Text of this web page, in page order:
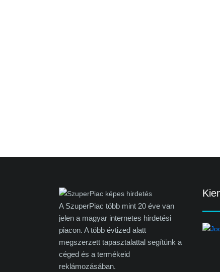
A SzuperPiac több mint 20 éve van
jelen a magyar internetes hirdetési
piacon. A több évtized alatt
megszerzett tapasztalattal segítünk a
céged és a termékeid
reklámozásában.